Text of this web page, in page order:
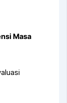
Masa